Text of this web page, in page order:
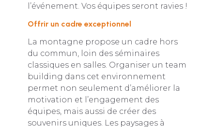
l’événement. Vos équipes seront ravies !
Offrir un cadre exceptionnel
La montagne propose un cadre hors
du commun, loin des séminaires
classiques en salles. Organiser un team
building dans cet environnement
permet non seulement d’améliorer la
motivation et l’engagement des
équipes, mais aussi de créer des
souvenirs uniques. Les paysages à